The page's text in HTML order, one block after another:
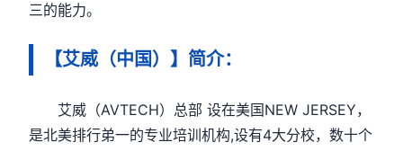
三的能力。
【艾威（中国）】简介：
艾威（AVTECH）总部 设在美国NEW JERSEY，
是北美排行弟一的专业培训机构,设有4大分校，数十个